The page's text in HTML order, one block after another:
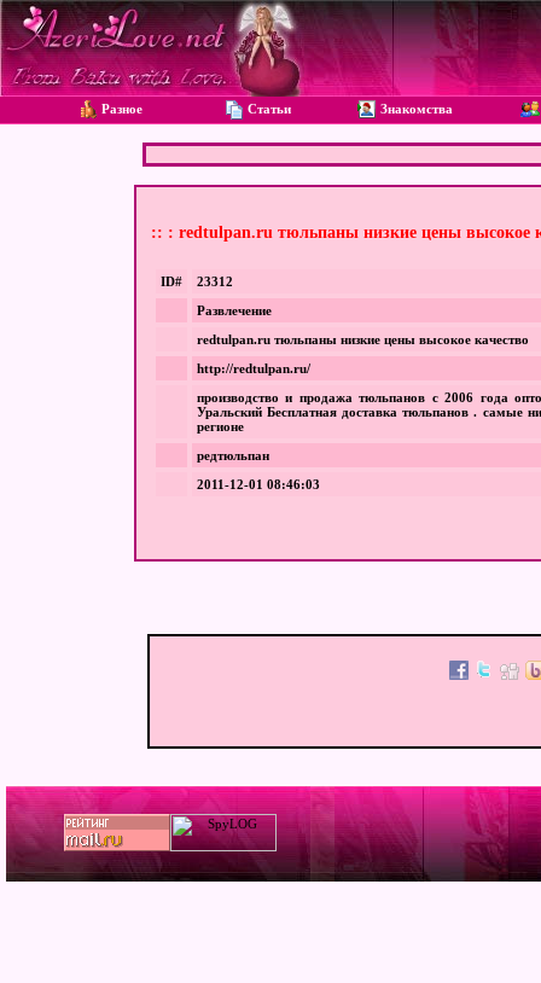
Разное Статьи Знакомства
:: : redtulpan.ru тюльпаны низкие цены высокое
ID#
23312
Развлечение
redtulpan.ru тюльпаны низкие цены высокое качество
http://redtulpan.ru/
производство и продажа тюльпанов с 2006 года
Уральский Бесплатная доставка тюльпанов . самые
регионе
редтюльпан
2011-12-01 08:46:03